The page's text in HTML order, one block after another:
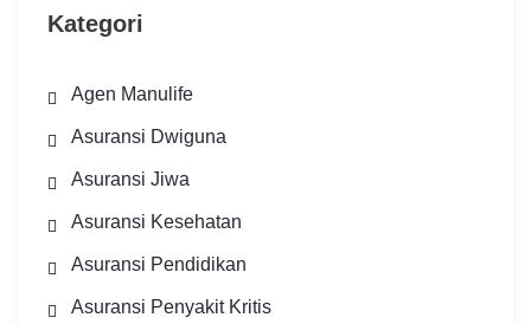
Kategori
Agen Manulife
Asuransi Dwiguna
Asuransi Jiwa
Asuransi Kesehatan
Asuransi Pendidikan
Asuransi Penyakit Kritis